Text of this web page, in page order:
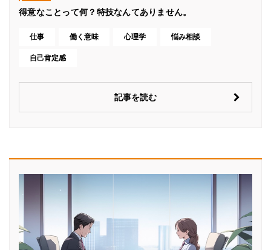
得意なことって何？特技なんてありません。
仕事 働く意味 心理学 悩み相談
自己肯定感
記事を読む